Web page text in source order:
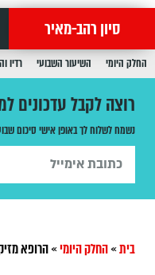
סיון רהב-מאיר
החלק היומי השיעור השבועי רדיו
רוצה לקבל עדכונים
נשמח לשלוח לך באופן אישי סיכום
בית»החלק היומי»הרופא